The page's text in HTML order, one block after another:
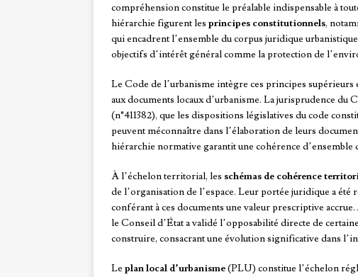
compréhension constitue le préalable indispensable à
hiérarchie figurent les principes constitutionnels,
qui encadrent l’ensemble du corpus juridique
objectifs d’intérêt général comme la protection de
Le Code de l’urbanisme intègre ces principes supérieurs
aux documents locaux d’urbanisme. La jurisprudence du
(n°411382), que les dispositions législatives du code
peuvent méconnaître dans l’élaboration de leurs
hiérarchie normative garantit une cohérence d’ensemble
À l’échelon territorial, les schémas de cohérence
de l’organisation de l’espace. Leur portée juridique a
conférant à ces documents une valeur prescriptive
le Conseil d’État a validé l’opposabilité directe de
construire, consacrant une évolution significative dans
Le plan local d’urbanisme(PLU) constitue l’échelon